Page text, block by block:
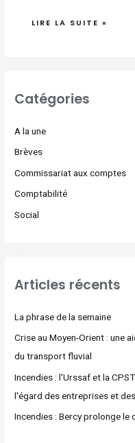
LIRE LA SUITE »
Catégories
A la une
Brèves
Commissariat aux comptes
Comptabilité
Social
Articles récents
La phrase de la semaine
Crise au Moyen-Orient : une
du transport fluvial
Incendies : l'Urssaf et la
l'égard des entreprises et
Incendies : Bercy prolonge